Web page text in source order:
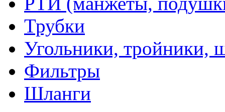
Трубки
Угольники, тройники,
Фильтры
Шланги